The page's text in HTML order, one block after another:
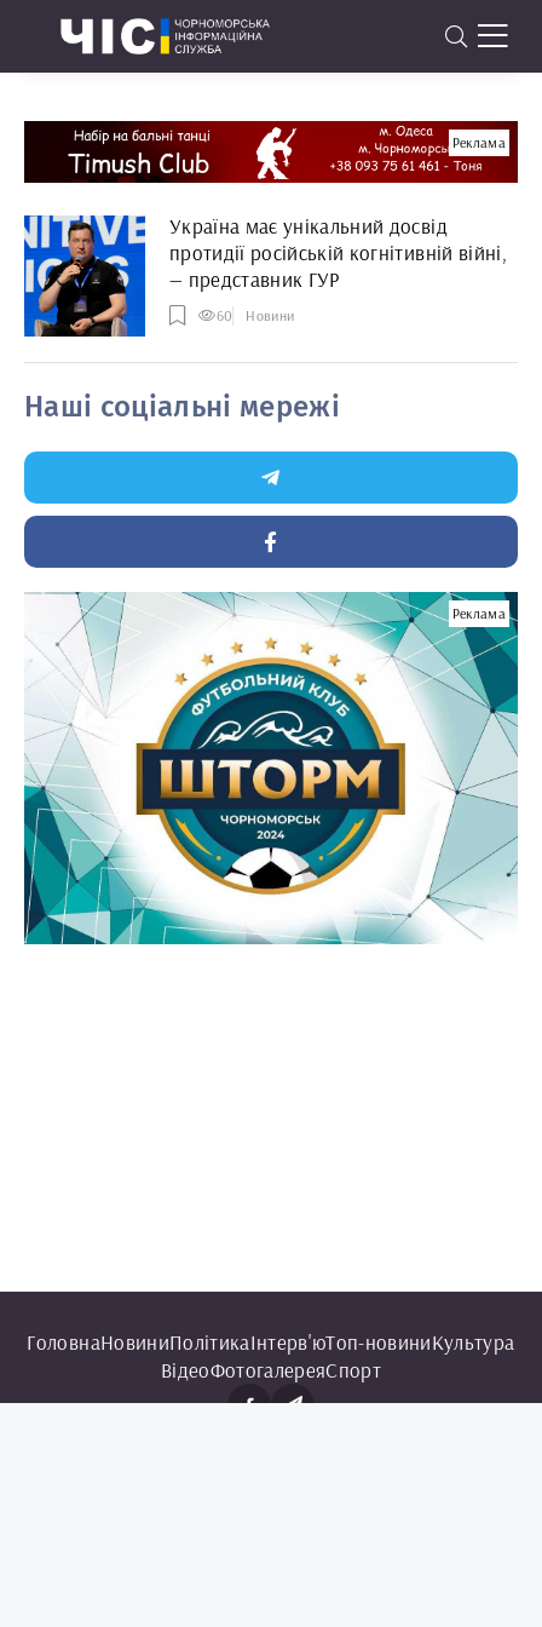
Реклама
Україна має унікальний досвід
протидії російській когнітивній війні,
— представник ГУР
60 Новини
Наші соціальні мережі
Реклама
ГоловнаНовиниПолітикаІнтерв'юТоп-новиниКультура
ВідеоФотогалереяСпорт